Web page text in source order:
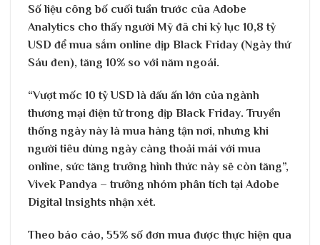
Số liệu công bố cuối tuần trước của Adobe
Analytics cho thấy người Mỹ đã chi kỷ lục 10,8 tỷ
USD để mua sắm online dịp Black Friday (Ngày thứ
Sáu đen), tăng 10% so với năm ngoái.
“Vượt mốc 10 tỷ USD là dấu ấn lớn của ngành
thương mại điện tử trong dịp Black Friday. Truyền
thống ngày này là mua hàng tận nơi, nhưng khi
người tiêu dùng ngày càng thoải mái với mua
online, sức tăng trưởng hình thức này sẽ còn tăng”,
Vivek Pandya – trưởng nhóm phân tích tại Adobe
Digital Insights nhận xét.
Theo báo cáo, 55% số đơn mua được thực hiện qua